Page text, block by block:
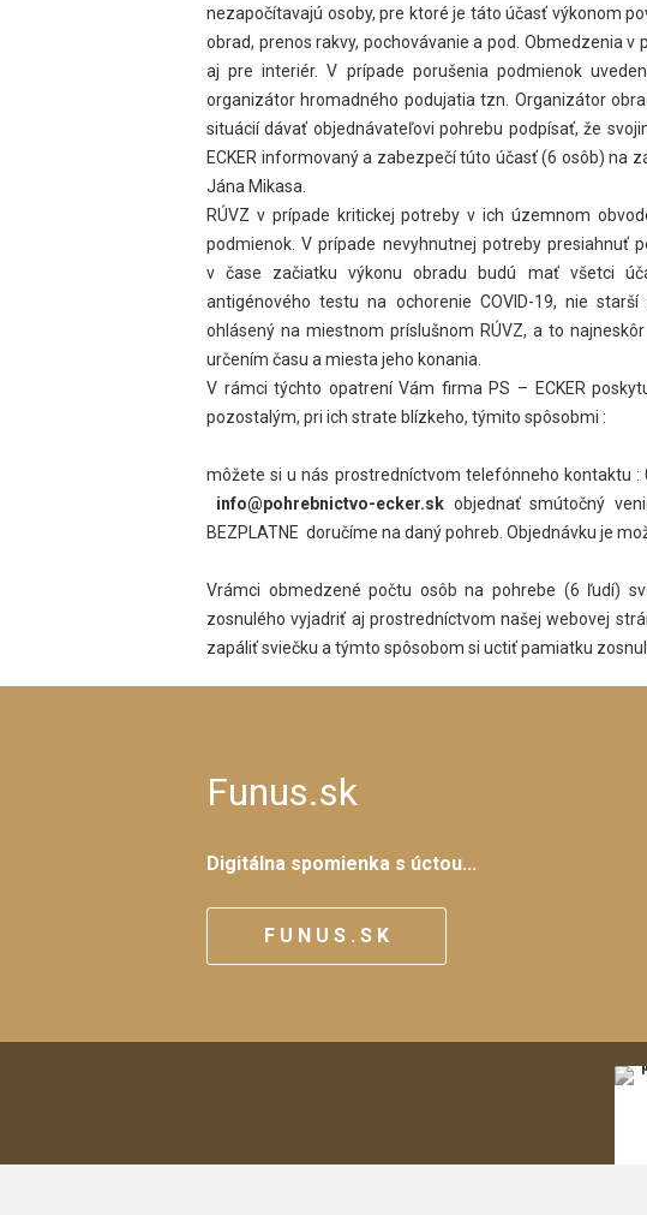
nezapočítavajú osoby, pre ktoré je táto účasť výkonom
obrad, prenos rakvy, pochovávanie a pod. Obmedzenia
aj pre interiér. V prípade porušenia podmienok
organizátor hromadného podujatia tzn. Organizátor
situácií dávať objednávateľovi pohrebu podpísať, že
ECKER informovaný a zabezpečí túto účasť (6 osôb) na
Jána Mikasa.
RÚVZ v prípade kritickej potreby v ich územnom
podmienok. V prípade nevyhnutnej potreby presiahnuť
v čase začiatku výkonu obradu budú mať všetci
antigénového testu na ochorenie COVID-19, nie
ohlásený na miestnom príslušnom RÚVZ, a to
určením času a miesta jeho konania.
V rámci týchto opatrení Vám firma PS – ECKER
pozostalým, pri ich strate blízkeho, týmito spôsobmi :
môžete si u nás prostredníctvom telefónneho kontaktu :
info@pohrebnictvo-ecker.skobjednať smútočný
BEZPLATNE doručíme na daný pohreb. Objednávku je
Vrámci obmedzené počtu osôb na pohrebe (6 ľudí)
zosnulého vyjadriť aj prostredníctvom našej webovej
zapáliť sviečku a týmto spôsobom si uctiť pamiatku
Funus.sk
Digitálna spomienka s úctou...
F U N U S . S K